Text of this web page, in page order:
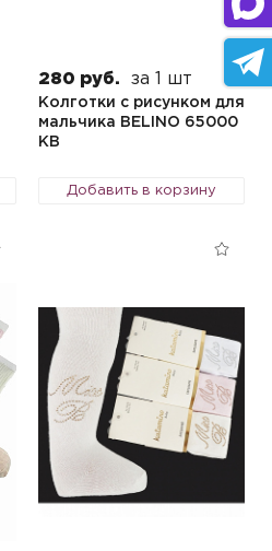
280 руб. за 1 шт
Колготки с рисунком для
мальчика BELINO 65000
KB
Добавить в корзину